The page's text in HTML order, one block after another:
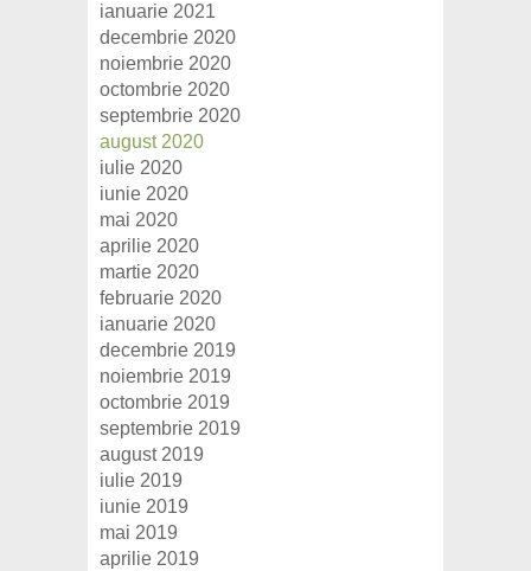
ianuarie 2021
decembrie 2020
noiembrie 2020
octombrie 2020
septembrie 2020
august 2020
iulie 2020
iunie 2020
mai 2020
aprilie 2020
martie 2020
februarie 2020
ianuarie 2020
decembrie 2019
noiembrie 2019
octombrie 2019
septembrie 2019
august 2019
iulie 2019
iunie 2019
mai 2019
aprilie 2019